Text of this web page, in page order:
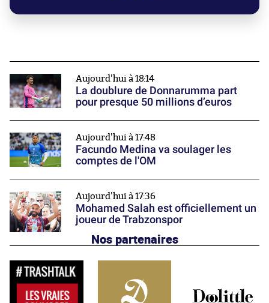
Aujourd'hui à 18:14
La doublure de Donnarumma part
pour presque 50 millions d’euros
Aujourd'hui à 17:48
Facundo Medina va soulager les
comptes de l'OM
Aujourd'hui à 17:36
Mohamed Salah est officiellement un
joueur de Trabzonspor
Nos partenaires